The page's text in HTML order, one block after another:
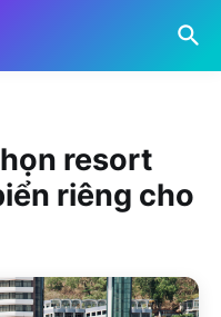
resort
riêng cho